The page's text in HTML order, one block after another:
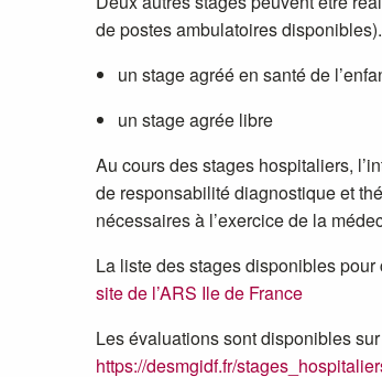
de postes ambulatoires disponibles).
un stage agréé en santé de
un stage agrée libre
Au cours des stages hospitaliers,
de responsabilité diagnostique et
nécessaires à l’exercice de la
La liste des stages disponibles
site de l’ARS Ile de France
Les évaluations sont disponibles
https://desmgidf.fr/